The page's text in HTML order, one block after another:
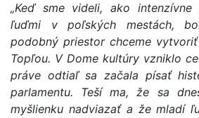
„Keď sme videli, ako
ľuďmi v poľských mestách,
podobný priestor chceme
Topľou. V Dome kultúry vzniklo
práve odtiaľ sa začala písať
parlamentu. Teší ma, že sa
myšlienku nadviazať a že mladí